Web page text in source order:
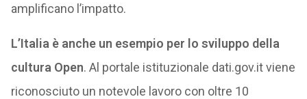
amplificano l’impatto.
L’Italia è anche un esempio per lo sviluppo della
cultura Open. Al portale istituzionale dati.gov.it viene
riconosciuto un notevole lavoro con oltre 10